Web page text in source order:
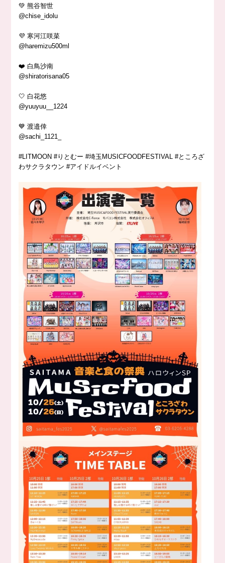
💚 熊谷智世
@chise_idolu
💜 寒河江咲菜
@haremizu500ml
❤️ 白鳥沙南
@shiratorisana05
🤍 白花悠
@yuuyuu__1224
💙 渡邉倖
@sachi_1121_
#LITMOON #りとむー #埼玉MUSICFOODFESTIVAL #ところざ
わサクラタウン #アイドルイベント